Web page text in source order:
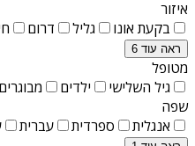
איזור
בקעת אונו
גליל דרום
ראה עוד 6
מטופל
גיל השלישי
ילדים מבוגרים
שפה
אנגלית
ספרדית עברית